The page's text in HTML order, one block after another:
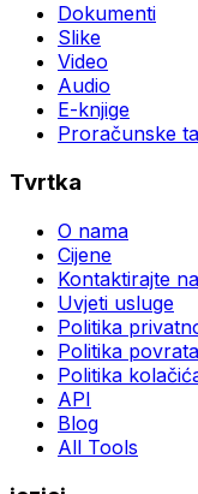
Dokumenti
Slike
Video
Audio
E-knjige
Proračunske
Tvrtka
O nama
Cijene
Kontaktirajte
Uvjeti usluge
Politika
Politika
Politika
API
Blog
All Tools